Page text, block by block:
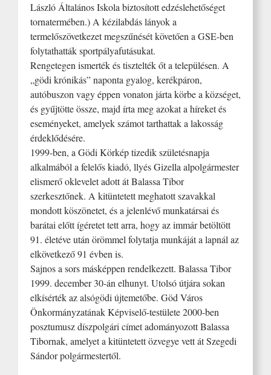
László Általános Iskola biztosított edzéslehetőséget
tornatermében.) A kézilabdás lányok a
termelőszövetkezet megszűnését követően a GSE-ben
folytathatták sportpályafutásukat.
Rengetegen ismerték és tisztelték őt a településen. A
„gödi krónikás” naponta gyalog, kerékpáron,
autóbuszon vagy éppen vonaton járta körbe a községet,
és gyűjtötte össze, majd írta meg azokat a híreket és
eseményeket, amelyek számot tarthattak a lakosság
érdeklődésére.
1999-ben, a Gödi Körkép tizedik születésnapja
alkalmából a felelős kiadó, llyés Gizella alpolgármester
elismerő oklevelet adott át Balassa Tibor
szerkesztőnek. A kitüntetett meghatott szavakkal
mondott köszönetet, és a jelenlévő munkatársai és
barátai előtt ígéretet tett arra, hogy az immár betöltött
91. életéve után örömmel folytatja munkáját a lapnál az
elkövetkező 91 évben is.
Sajnos a sors másképpen rendelkezett. Balassa Tibor
1999. december 30-án elhunyt. Utolsó útjára sokan
elkísérték az alsógödi újtemetőbe. Göd Város
Önkormányzatának Képviselő-testülete 2000-ben
posztumusz díszpolgári címet adományozott Balassa
Tibornak, amelyet a kitüntetett özvegye vett át Szegedi
Sándor polgármestertől.